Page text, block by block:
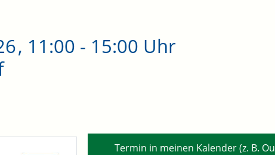
, 11:00 - 15:00 Uhr
Termin in meinen Kalender (z. B.